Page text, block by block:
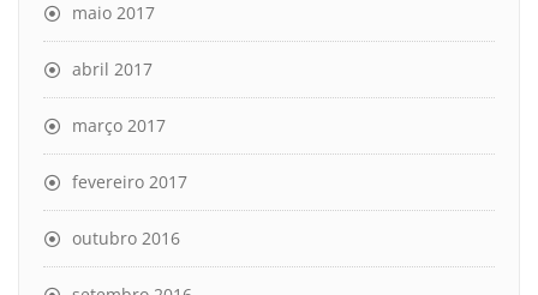
maio 2017
abril 2017
março 2017
fevereiro 2017
outubro 2016